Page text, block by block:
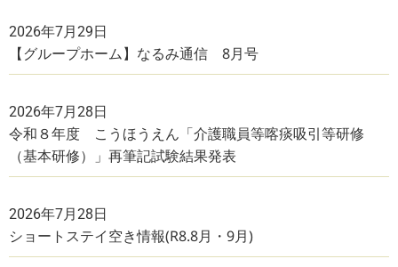
2026年7月29日
【グループホーム】なるみ通信 8月号
2026年7月28日
令和８年度 こうほうえん「介護職員等喀痰吸引等研修
（基本研修）」再筆記試験結果発表
2026年7月28日
ショートステイ空き情報(R8.8月・9月)